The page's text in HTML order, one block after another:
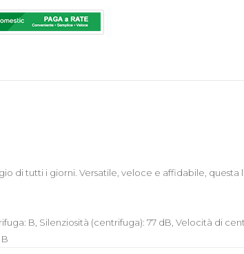
di tutti i giorni. Versatile, veloce e affidabile, questa
B, Silenziosità (centrifuga): 77 dB, Velocità di